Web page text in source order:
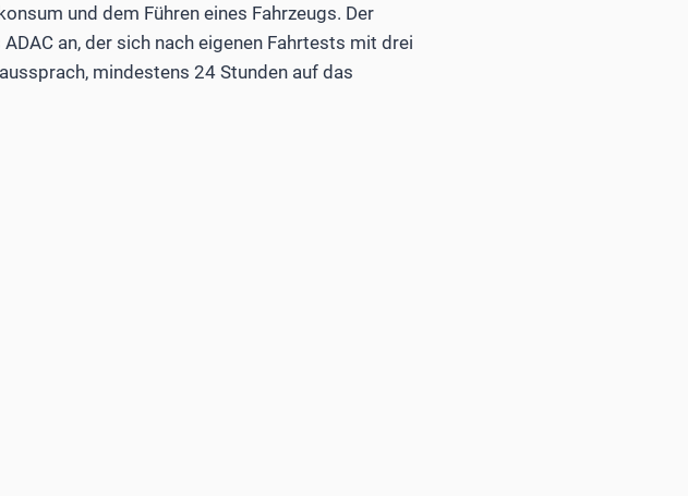
und dem Führen eines Fahrzeugs. Der
an, der sich nach eigenen Fahrtests mit drei
mindestens 24 Stunden auf das